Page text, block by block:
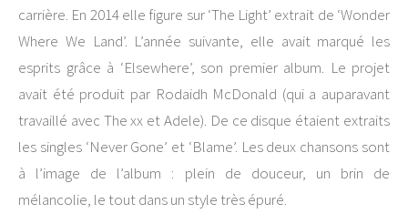
carrière. En 2014 elle figure sur ‘The Light’ extrait de ‘Wonder
Where We Land’. L’année suivante, elle avait marqué les
esprits grâce à ‘Elsewhere’, son premier album. Le projet
avait été produit par Rodaidh McDonald (qui a auparavant
travaillé avec The xx et Adele). De ce disque étaient extraits
les singles ‘Never Gone’ et ‘Blame’. Les deux chansons sont
à l’image de l’album : plein de douceur, un brin de
mélancolie, le tout dans un style très épuré.